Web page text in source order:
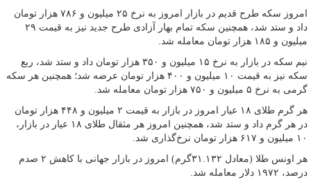
امروز سکه طرح قدیم‌ در بازار امروز به نرخ ۲۵ میلیون و ۷۸۶ هزار تومان
داد و ستد شد، همچنین سکه تمام بهار آزادی طرح جدید نیز به قیمت ۲۹
میلیون و ۱۸۵ هزار تومان معامله شد.
نیم سکه در بازار به نرخ ۱۵ میلیون و ۳۵۰ هزار تومان داد و ستد شد، ربع
سکه نیز به قیمت ۱۰ میلیون و ۴۰۰ هزار تومان عرضه شد؛ همچنین هر سکه
گرمی به نرخ ۵ میلیون و ۷۵۰ هزار تومان معامله شد.
هر گرم طلای ۱۸ عیار امروز در بازار به قیمت ۲ میلیون و ۴۴۸ هزار تومان
در هر گرم داد و ستد شد‌، همچنین امروز هر مثقال طلای ۱۸ عیار در بازار،
۱۰ میلیون و ۶۱۷ هزار تومان نرخ‌گذاری شد.
هر اونس طلا (معادل ۳۱.۱۳۲گرم) امروز در بازار جهانی‌ با کاهش ۲ صدم
درصد، ۱۹۷۲ دلار معامله شد. ‌